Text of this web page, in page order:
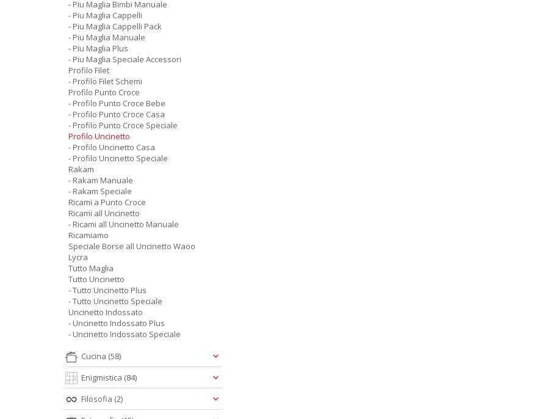
- Piu Maglia Bimbi Manuale
- Piu Maglia Cappelli
- Piu Maglia Cappelli Pack
- Piu Maglia Manuale
- Piu Maglia Plus
- Piu Maglia Speciale Accessori
Profilo Filet
- Profilo Filet Schemi
Profilo Punto Croce
- Profilo Punto Croce Bebe
- Profilo Punto Croce Casa
- Profilo Punto Croce Speciale
Profilo Uncinetto
- Profilo Uncinetto Casa
- Profilo Uncinetto Speciale
Rakam
- Rakam Manuale
- Rakam Speciale
Ricami a Punto Croce
Ricami all Uncinetto
- Ricami all Uncinetto Manuale
Ricamiamo
Speciale Borse all Uncinetto Waoo
Lycra
Tutto Maglia
Tutto Uncinetto
- Tutto Uncinetto Plus
- Tutto Uncinetto Speciale
Uncinetto Indossato
- Uncinetto Indossato Plus
- Uncinetto Indossato Speciale
Cucina (58)
Enigmistica (84)
Filosofia (2)